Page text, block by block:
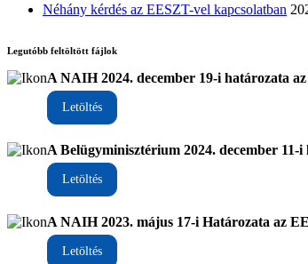
Néhány kérdés az EESZT-vel kapcsolatban
Legutóbb feltöltött fájlok
A NAIH 2024. december 19-i határozata
Letöltés
A Belügyminisztérium 2024. december 11-
Letöltés
A NAIH 2023. május 17-i Határozata az
Letöltés